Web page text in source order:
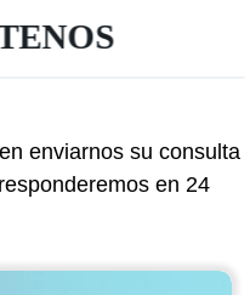
enviarnos su consulta
en 24